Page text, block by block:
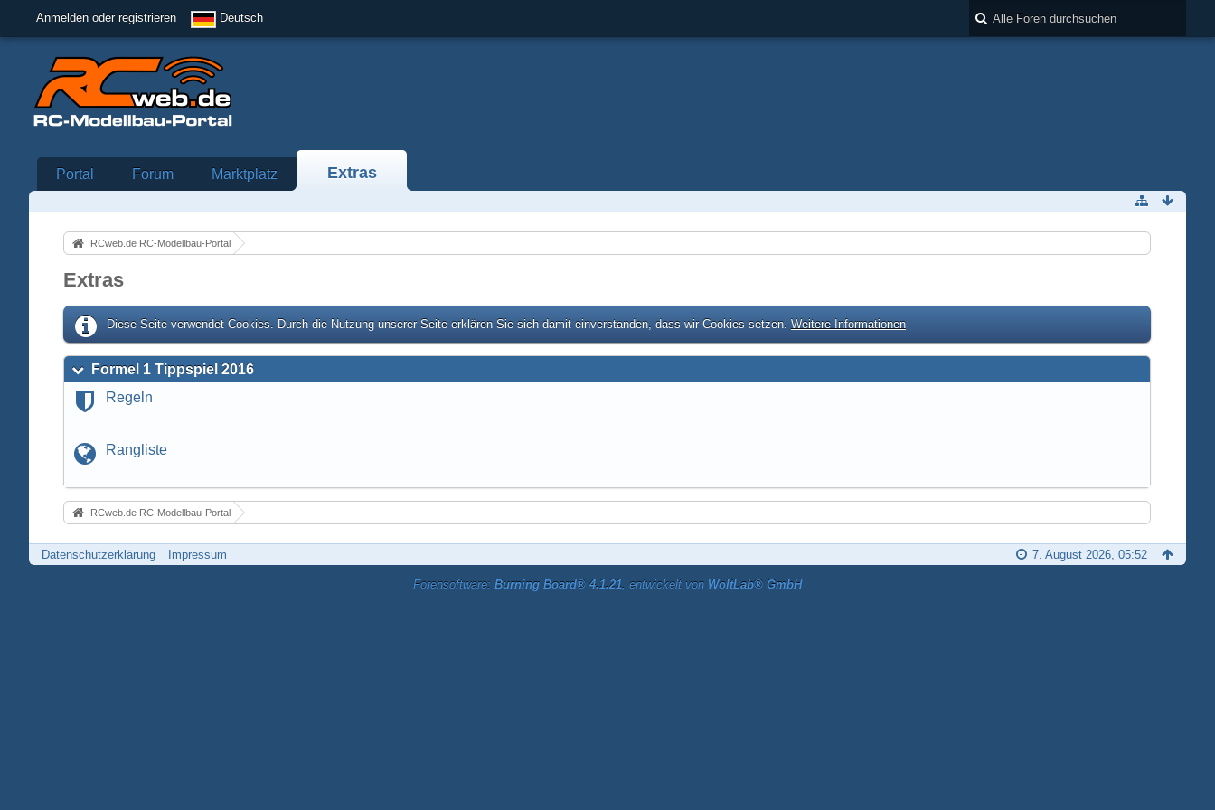
Anmelden oder registrieren Deutsch
Portal Forum Marktplatz Extras
RCweb.de RC-Modellbau-Portal
Extras
Diese Seite verwendet Cookies. Durch die Nutzung unserer Seite erklären Sie sich damit einverstanden, dass wir Cookies setzen. Weitere Informationen
Formel 1 Tippspiel 2016
Regeln
Rangliste
RCweb.de RC-Modellbau-Portal
Datenschutzerklärung Impressum 7. August 2026, 05:52
Forensoftware: Burning Board® 4.1.21, entwickelt von WoltLab® GmbH